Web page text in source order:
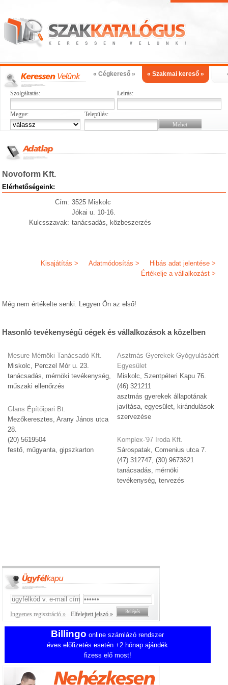
« Cégkereső » « Szakmai kereső »
Szolgáltatás: Leírás:
Megye: Település:
Novoform Kft.
Elérhetőségeink:
Cím: 3525 Miskolc
Jókai u. 10-16.
Kulcsszavak: tanácsadás, közbeszerzés
Hibás adat jelentése >
Adatmódosítás >
Kisajátítás >
Értékelje a vállalkozást >
Még nem értékelte senki. Legyen Ön az első!
Hasonló tevékenységű cégek és vállalkozások a közelben
Mesure Mérnöki Tanácsadó Kft.
Miskolc, Perczel Mór u. 23.
tanácsadás, mérnöki tevékenység,
műszaki ellenőrzés
Glans Építőipari Bt.
Mezőkeresztes, Arany János utca
28.
(20) 5619504
festő, műgyanta, gipszkarton
Asztmás Gyerekek Gyógyulásáért
Egyesület
Miskolc, Szentpéteri Kapu 76.
(46) 321211
asztmás gyerekek állapotának
javítása, egyesület, kirándulások
szervezése
Komplex-'97 Iroda Kft.
Sárospatak, Comenius utca 7.
(47) 312747, (30) 9673621
tanácsadás, mérnöki
tevékenység, tervezés
Ingyenes regisztráció » Elfelejtett jelszó »
Billingo online számlázó rendszer
éves előfizetés esetén +2 hónap ajándék
fizess elő most!